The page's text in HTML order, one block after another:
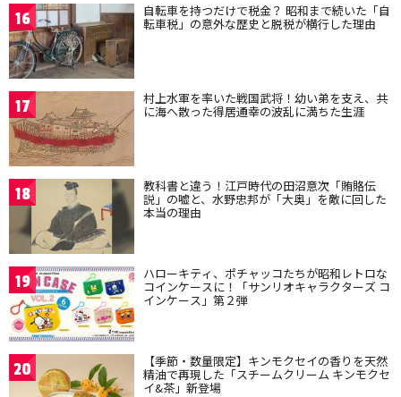
16 自転車を持つだけで税金？ 昭和まで続いた「自
転車税」の意外な歴史と脱税が横行した理由
17 村上水軍を率いた戦国武将！幼い弟を支え、共
に海へ散った得居通幸の波乱に満ちた生涯
18 教科書と違う！江戸時代の田沼意次「賄賂伝
説」の嘘と、水野忠邦が「大奥」を敵に回した
本当の理由
19 ハローキティ、ポチャッコたちが昭和レトロな
コインケースに！「サンリオキャラクターズ コ
インケース」第２弾
20 【季節・数量限定】キンモクセイの香りを天然
精油で再現した「スチームクリーム キンモクセ
イ&茶」新登場